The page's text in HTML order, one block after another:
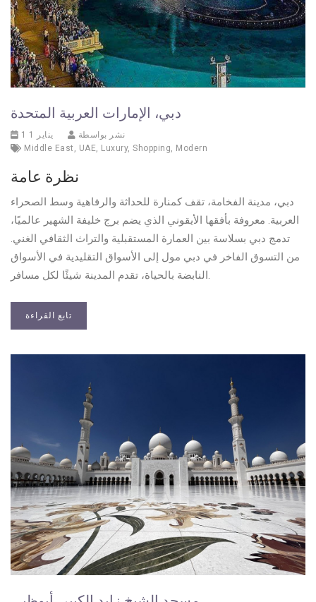
دبي، الإمارات العربية المتحدة
1 يناير 1
نشر بواسطة
Middle East , UAE, Luxury, Shopping, Modern
نظرة عامة
دبي، مدينة الفخامة، تقف كمنارة للحداثة والرفاهية وسط الصحراء
العربية. معروفة بأفقها الأيقوني الذي يضم برج خليفة الشهير عالميًا،
تدمج دبي بسلاسة بين العمارة المستقبلية والتراث الثقافي الغني.
من التسوق الفاخر في دبي مول إلى الأسواق التقليدية في الأسواق
النابضة بالحياة، تقدم المدينة شيئًا لكل مسافر.
تابع القراءة